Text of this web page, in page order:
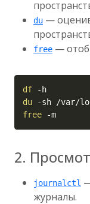
du —
free —
df
-h
du
-sh
free
-m
2.
journalctl
журналы.